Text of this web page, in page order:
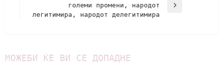
големи промени, народот
легитимира, народот делегитимира
МОЖЕБИ ЌЕ ВИ СЕ ДОПАДНЕ